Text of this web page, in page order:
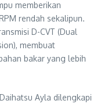
memberikan
rendah sekalipun.
D-CVT (Dual
membuat
bakar yang lebih
Ayla dilengkapi